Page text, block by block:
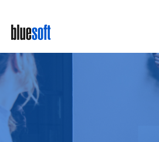
main
content